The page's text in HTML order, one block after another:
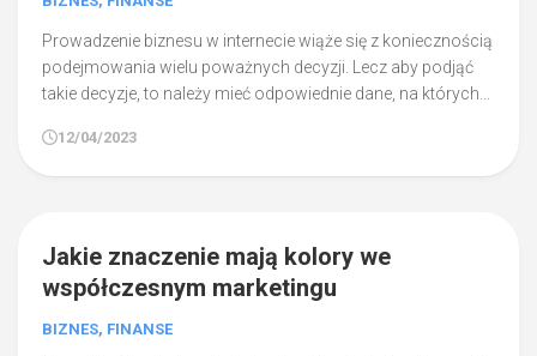
Prowadzenie biznesu w internecie wiąże się z koniecznością
podejmowania wielu poważnych decyzji. Lecz aby podjąć
takie decyzje, to należy mieć odpowiednie dane, na których...
12/04/2023
Jakie znaczenie mają kolory we
współczesnym marketingu
BIZNES, FINANSE